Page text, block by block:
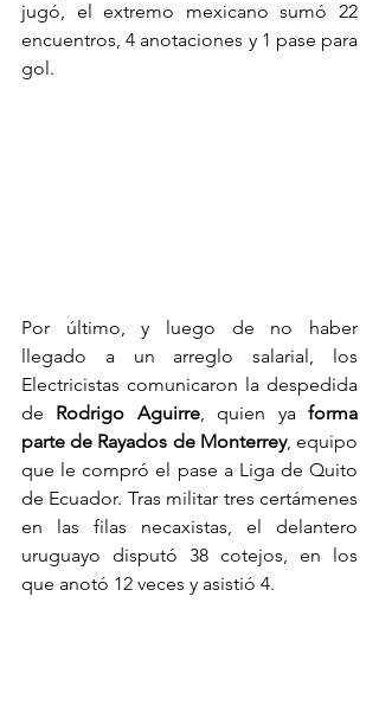
jugó, el extremo mexicano sumó 22
encuentros, 4 anotaciones y 1 pase para
gol.
Por último, y luego de no haber
llegado a un arreglo salarial, los
Electricistas comunicaron la despedida
de Rodrigo Aguirre, quien ya forma
parte de Rayados de Monterrey, equipo
que le compró el pase a Liga de Quito
de Ecuador. Tras militar tres certámenes
en las filas necaxistas, el delantero
uruguayo disputó 38 cotejos, en los
que anotó 12 veces y asistió 4.